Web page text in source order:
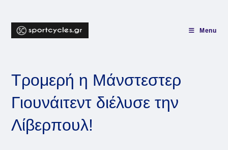
content
Menu
Τρομερή η Μάνστεστερ
Γιουνάιτεντ διέλυσε την
Λίβερπουλ!